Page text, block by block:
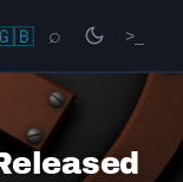
⌕ >_
→